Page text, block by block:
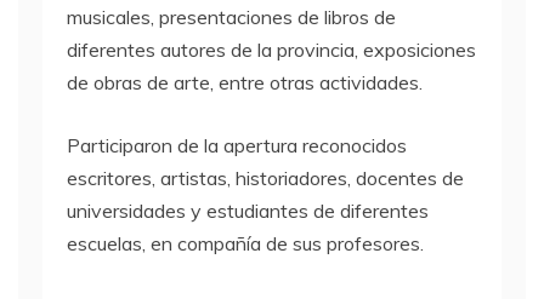
musicales, presentaciones de libros de
diferentes autores de la provincia, exposiciones
de obras de arte, entre otras actividades.
Participaron de la apertura reconocidos
escritores, artistas, historiadores, docentes de
universidades y estudiantes de diferentes
escuelas, en compañía de sus profesores.